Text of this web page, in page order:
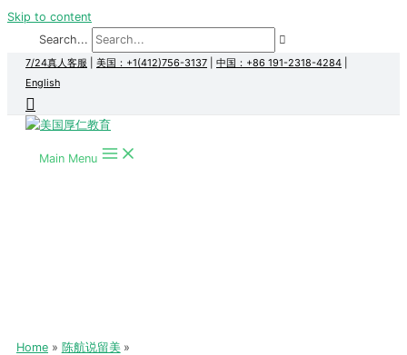
Skip to content
Search...
7/24真人客服 美国：+1(412)756-3137 中国：+86 191-2318-4284
English
Main Menu
Home
陈航说留美